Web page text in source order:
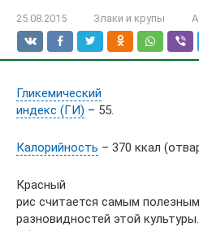
25.08.2015 Злаки и крупы
Гликемический
индекс (ГИ) – 55.
Калорийность – 370 ккал
Красный
рис считается самым
разновидностей этой культуры.